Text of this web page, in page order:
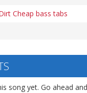
Cheap bass tabs
song yet. Go ahead